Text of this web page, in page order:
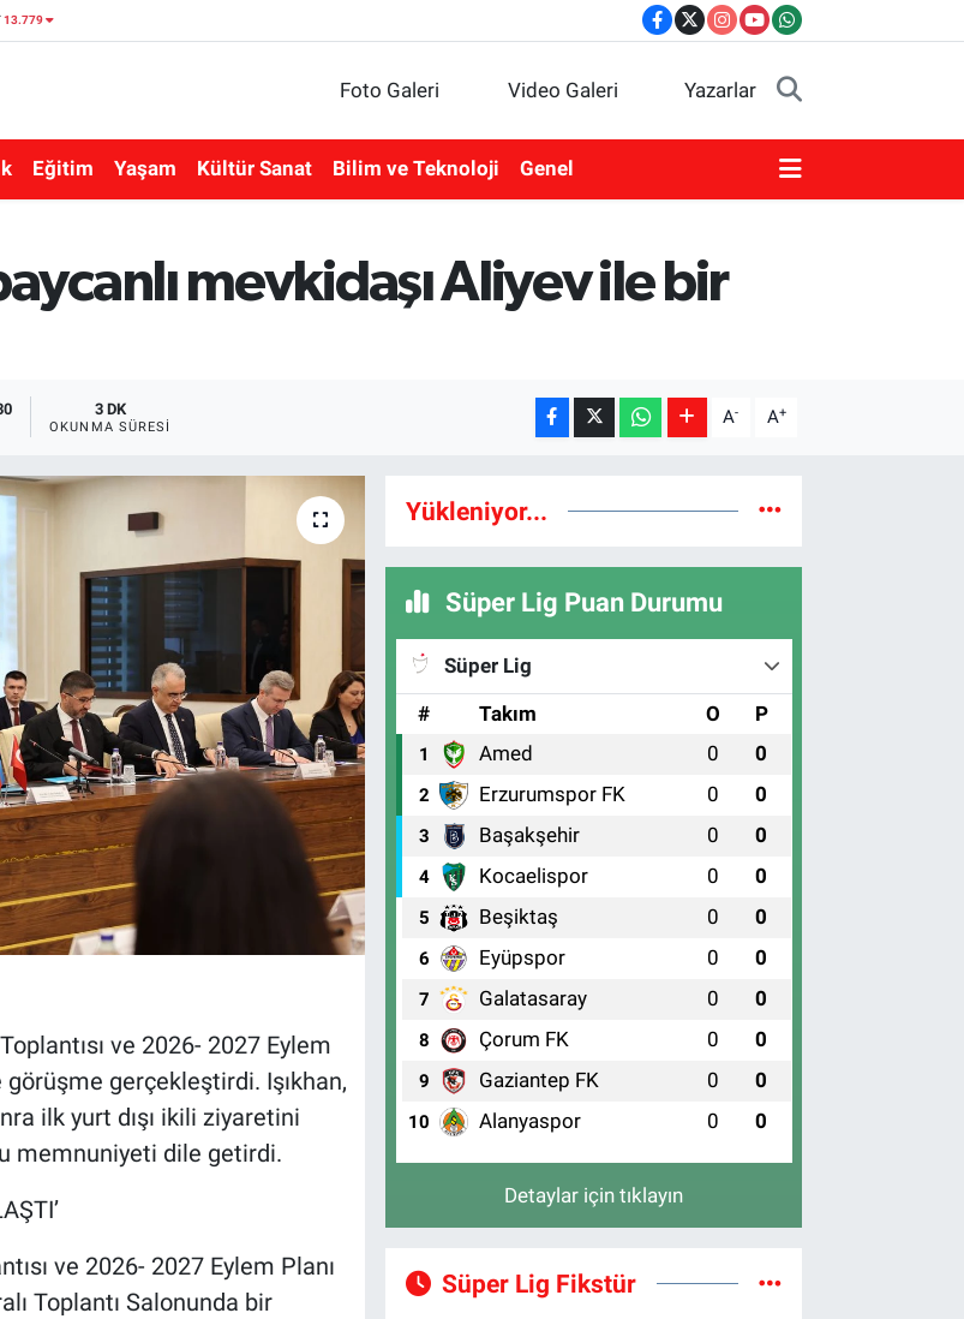
13.779
Foto Galeri Video Galeri Yazarlar
Eğitim Yaşam Kültür Sanat Bilim ve Teknoloji Genel
mevkidaşı Aliyev ile bir
3 DK
OKUNMA SÜRESI A- A+
ve 2026- 2027 Eylem
gerçekleştirdi. Işıkhan,
ilk yurt dışı ikili ziyaretini
memnuniyeti dile getirdi.
ve 2026- 2027 Eylem Planı
Toplantı Salonunda bir
Yükleniyor...
Süper Lig Puan Durumu
Süper Lig
#
Takım O P
1 Amed 0 0
2 Erzurumspor FK 0 0
3 Başakşehir 0 0
4 Kocaelispor 0 0
5 Beşiktaş 0 0
6 Eyüpspor 0 0
7 Galatasaray 0 0
8 Çorum FK 0 0
9 Gaziantep FK 0 0
10 Alanyaspor 0 0
Detaylar için tıklayın
Süper Lig Fikstür